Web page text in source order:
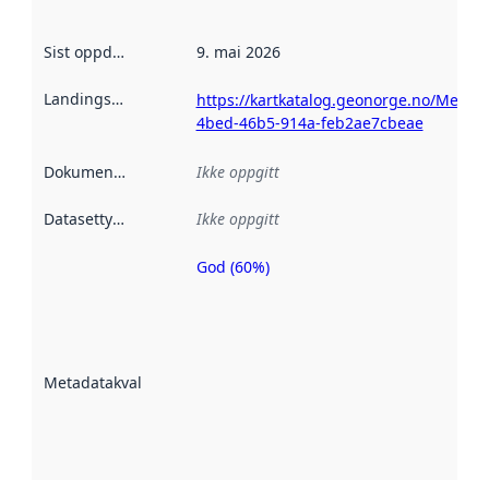
Sist oppdatert 9. mai 2026
Landingsside
https://kartkatalog.geonorge.no/
4bed-46b5-914a-feb2ae7cbeae
Dokumentasjon Ikke oppgitt
Datasettype Ikke oppgitt
Metadatakvalitet
Metadatakvalitet
God (60%)